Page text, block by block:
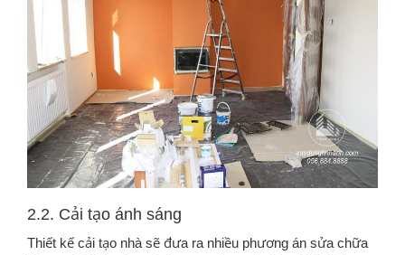
2.2. Cải tạo ánh sáng
Thiết kế cải tạo nhà sẽ đưa ra nhiều phương án sửa chữa